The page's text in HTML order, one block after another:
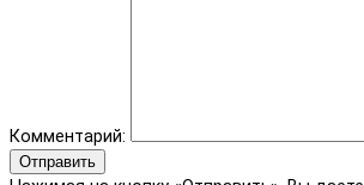
Комментарий:
Отправить